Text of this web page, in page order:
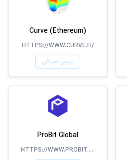
Curve (Ethereum)
HTTPS://WWW.CURVE.FI/
بررسی صرافی
ProBit Global
HTTPS://WWW.PROBIT.COM/EN-US/